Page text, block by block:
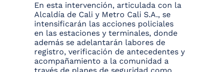
En esta intervención, articulada con la
Alcaldía de Cali y Metro Cali S.A., se
intensificarán las acciones policiales
en las estaciones y terminales, donde
además se adelantarán labores de
registro, verificación de antecedentes y
acompañamiento a la comunidad a